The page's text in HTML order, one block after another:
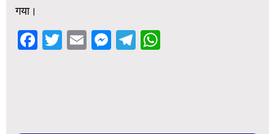
गया।
Facebook
Twitter
EmailMessenger
Telegram